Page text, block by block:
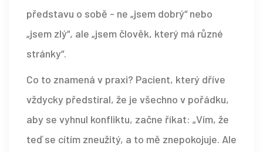
představu o sobě - ne „jsem dobrý“ nebo
„jsem zlý“, ale „jsem člověk, který má různé
stránky“.
Co to znamená v praxi? Pacient, který dříve
vždycky předstíral, že je všechno v pořádku,
aby se vyhnul konfliktu, začne říkat: „Vím, že
teď se cítím zneužitý, a to mě znepokojuje. Ale